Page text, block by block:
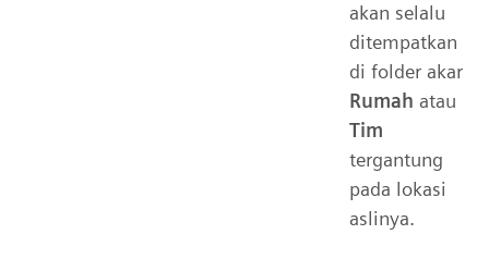
akan selalu
ditempatkan
di folder akar
Rumah atau
Tim
tergantung
pada lokasi
aslinya.